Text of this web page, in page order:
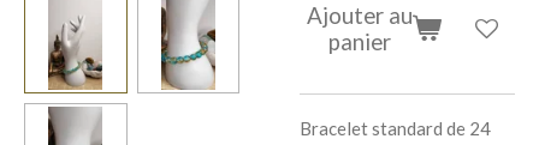
Ajouter au
panier
Bracelet standard de 24